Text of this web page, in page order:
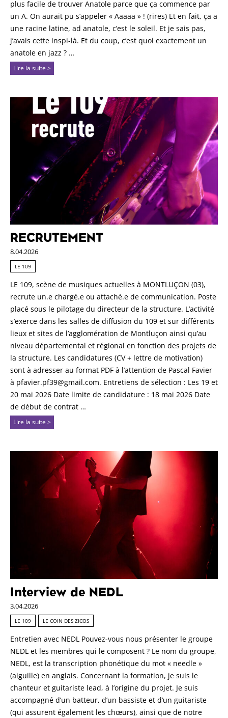
plus facile de trouver Anatole parce que ça commence par
un A. On aurait pu s’appeler « Aaaaa » ! (rires) Et en fait, ça a
une racine latine, ad anatole, c’est le soleil. Et je sais pas,
j’avais cette inspi-là. Et du coup, c’est quoi exactement un
anatole en jazz ? …
Lire la suite >
RECRUTEMENT
8.04.2026
LE 109
LE 109, scène de musiques actuelles à MONTLUÇON (03),
recrute un.e chargé.e ou attaché.e de communication. Poste
placé sous le pilotage du directeur de la structure. L’activité
s’exerce dans les salles de diffusion du 109 et sur différents
lieux et sites de l’agglomération de Montluçon ainsi qu’au
niveau départemental et régional en fonction des projets de
la structure. Les candidatures (CV + lettre de motivation)
sont à adresser au format PDF à l’attention de Pascal Favier
à pfavier.pf39@gmail.com. Entretiens de sélection : Les 19 et
20 mai 2026 Date limite de candidature : 18 mai 2026 Date
de début de contrat …
Lire la suite >
Interview de NEDL
3.04.2026
LE 109 LE COIN DES ZICOS
Entretien avec NEDL Pouvez-vous nous présenter le groupe
NEDL et les membres qui le composent ? Le nom du groupe,
NEDL, est la transcription phonétique du mot « needle »
(aiguille) en anglais. Concernant la formation, je suis le
chanteur et guitariste lead, à l’origine du projet. Je suis
accompagné d’un batteur, d’un bassiste et d’un guitariste
(qui assurent également les chœurs), ainsi que de notre